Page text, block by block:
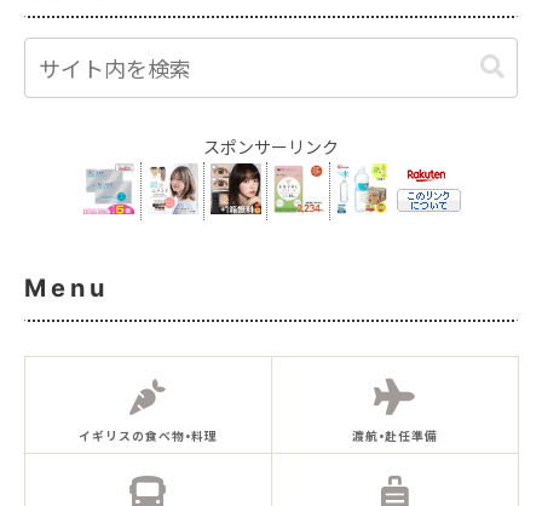
スポンサーリンク
Menu
イギリスの食べ物•料理 渡航•赴任準備